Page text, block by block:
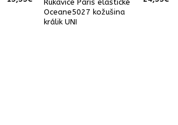
Rukavice Paris elastické
Oceane5027 kožušina
králik UNI